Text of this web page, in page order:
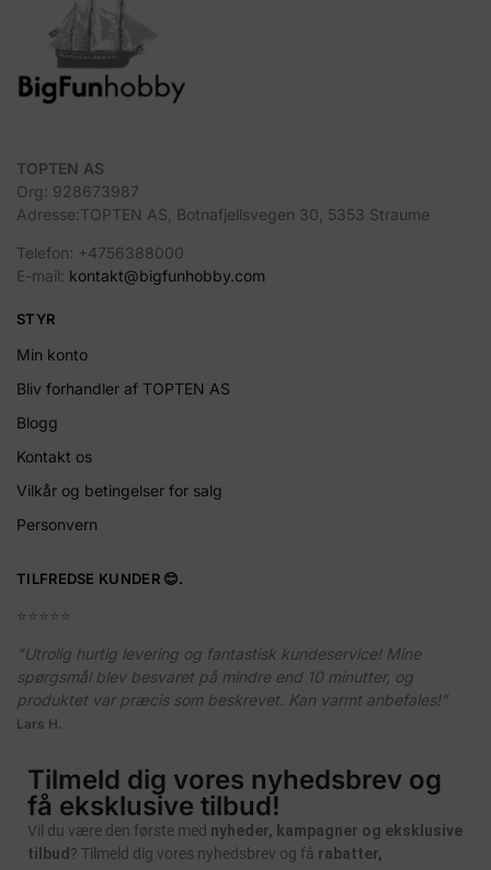
TOPTEN AS
Org: 928673987
Adresse:TOPTEN AS, Botnafjellsvegen 30, 5353 Straume
Telefon: +4756388000
E-mail: kontakt@bigfunhobby.com
STYR
Min konto
Bliv forhandler af TOPTEN AS
Blogg
Kontakt os
Vilkår og betingelser for salg
Personvern
TILFREDSE KUNDER 😊.
⭐️⭐️⭐️⭐️⭐️
"Utrolig hurtig levering og fantastisk kundeservice! Mine
spørgsmål blev besvaret på mindre end 10 minutter, og
produktet var præcis som beskrevet. Kan varmt anbefales!"
Lars H.
Tilmeld dig vores nyhedsbrev og
få eksklusive tilbud!
Vil du være den første med nyheder, kampagner og eksklusive
tilbud ? Tilmeld dig vores nyhedsbrev og få rabatter,